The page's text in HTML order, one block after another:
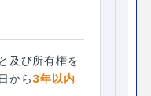
及び所有権を
から3年以内